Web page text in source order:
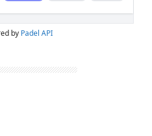
by Padel API